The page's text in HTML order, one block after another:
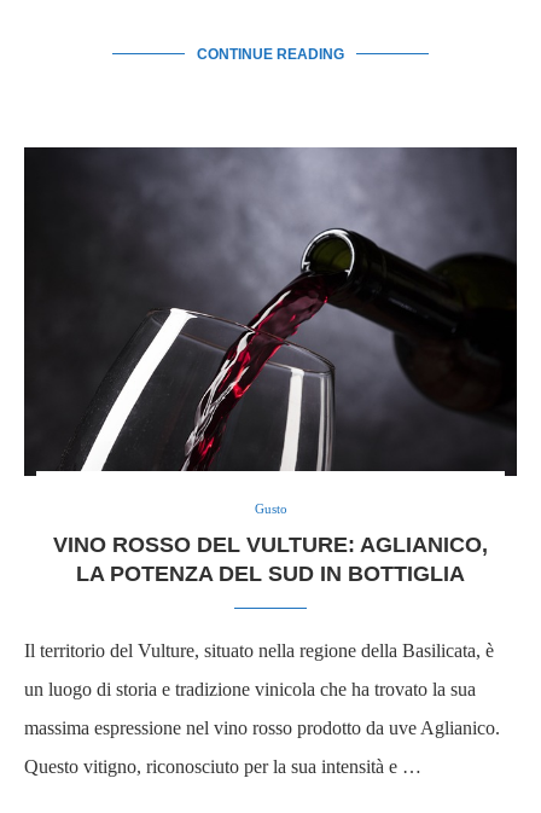
CONTINUE READING
Gusto
VINO ROSSO DEL VULTURE: AGLIANICO,
LA POTENZA DEL SUD IN BOTTIGLIA
Il territorio del Vulture, situato nella regione della Basilicata, è
un luogo di storia e tradizione vinicola che ha trovato la sua
massima espressione nel vino rosso prodotto da uve Aglianico.
Questo vitigno, riconosciuto per la sua intensità e …